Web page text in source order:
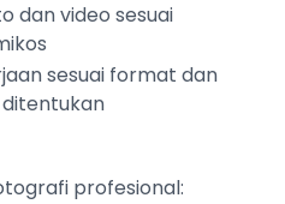
dan video sesuai
sesuai format dan
profesional: